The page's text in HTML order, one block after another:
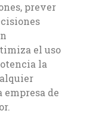
prever
el uso
la
de